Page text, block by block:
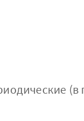
(в